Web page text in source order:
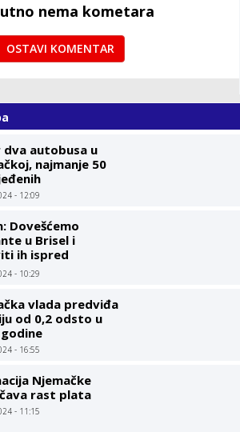
nema kometara
OSTAVI KOMENTAR
dva autobusa u
najmanje 50
- 12:09
Dovešćemo
u Brisel i
ih ispred
EU
- 10:29
vlada predviđa
od 0,2 odsto u
- 16:55
Njemačke
rast plata
- 11:15